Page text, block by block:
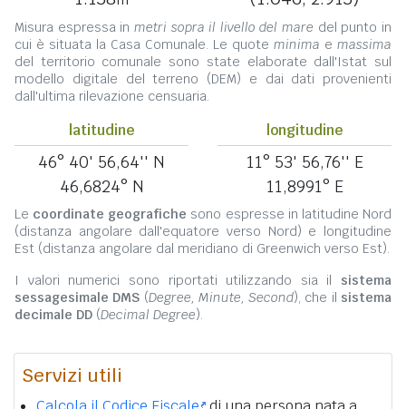
Misura espressa in metri sopra il livello del mare del punto in
cui è situata la Casa Comunale. Le quote minima e massima
del territorio comunale sono state elaborate dall'Istat sul
modello digitale del terreno (DEM) e dai dati provenienti
dall'ultima rilevazione censuaria.
latitudine
46° 40' 56,64'' N
46,6824° N
longitudine
11° 53' 56,76'' E
11,8991° E
Le coordinate geografiche sono espresse in latitudine Nord
(distanza angolare dall'equatore verso Nord) e longitudine
Est (distanza angolare dal meridiano di Greenwich verso Est).
I valori numerici sono riportati utilizzando sia il sistema
sessagesimale DMS (Degree, Minute, Second), che il sistema
decimale DD (Decimal Degree).
Servizi utili